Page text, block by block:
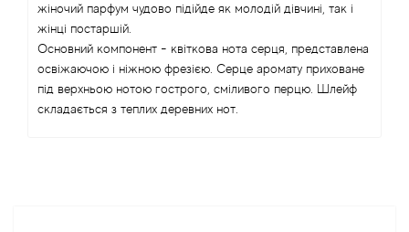
жіночий парфум чудово підійде як молодій дівчині, так і
жінці постаршій.
Основний компонент - квіткова нота серця, представлена
освіжаючою і ніжною фрезією. Серце аромату приховане
під верхньою нотою гострого, сміливого перцю. Шлейф
складається з теплих деревних нот.
Alyssa Ashley
American Crew